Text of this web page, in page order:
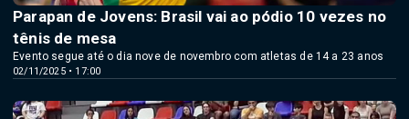
02/11/2025 • 17:00
Parapan de Jovens: Brasil vai ao pódio 10 vezes no
tênis de mesa
Evento segue até o dia nove de novembro com atletas de 14 a 23 anos